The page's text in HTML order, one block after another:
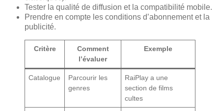
Tester la qualité de diffusion et la compatibilité mobile.
Prendre en compte les conditions d’abonnement et la
publicité.
Critère
Comment
l’évaluer
Exemple
Catalogue
Parcourir les
genres
RaiPlay a une
section de films
cultes